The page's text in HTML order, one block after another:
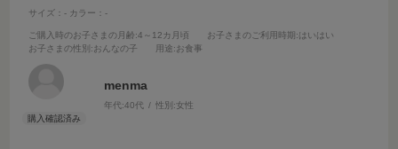
サイズ：- カラー：-
ご購入時のお子さまの月齢:4～12カ月頃 お子さまのご利用時期 :はいはい
お子さまの性別 :おんなの子 用途:お食事
menma
年代:40代 性別:女性